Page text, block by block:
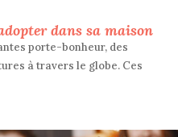
dans sa maison
porte-bonheur, des
à travers le globe. Ces